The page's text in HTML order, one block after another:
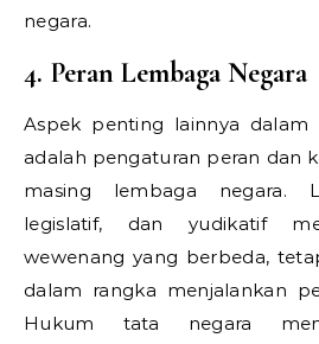
negara.
4. Peran Lembaga Negara
Aspek penting lainnya
adalah pengaturan peran dan
masing lembaga negara.
legislatif, dan yudikatif
wewenang yang berbeda,
dalam rangka menjalankan
Hukum tata negara